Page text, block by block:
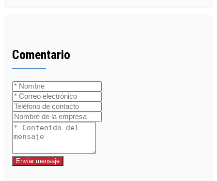
Comentario
Enviar mensaje